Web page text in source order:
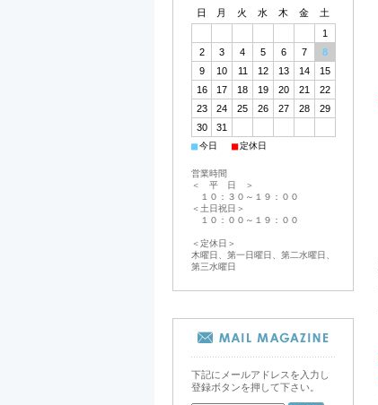
日 月 火 水 木 金
土
1
2
3 4 5 6 7
8
9
10 11 12 13 14
15
16
17 18 19 20 21
22
23
24 25 26 27 28
29
30
31
■今日 ■定休日
営業時間
＜ 平 日 ＞
１０：３０～１９：００
＜土日祝日＞
１０：００～１９：００
＜定休日＞
木曜日、第一日曜日、第二水曜日、
第三水曜日
下記にメールアドレスを入力し
登録ボタンを押して下さい。